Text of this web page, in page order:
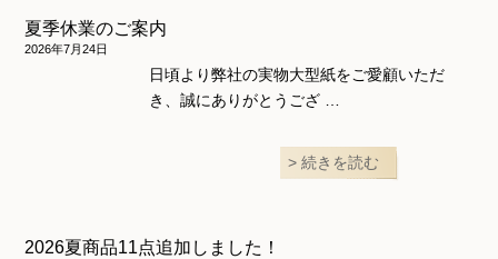
和風衣類
ウェディング・コスチューム
スカート・パンツ
夏季休業のご案内
2026年7月24日
日頃より弊社の実物大型紙をご愛顧いただ
き、誠にありがとうござ …
続きを読む
2026夏商品11点追加しました！